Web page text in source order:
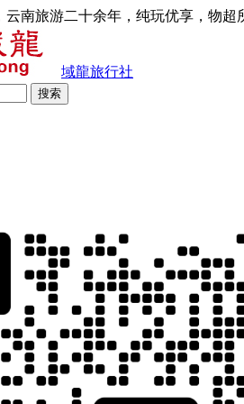
南旅游二十余年，纯玩优享，物超
域龍旅行社
搜索